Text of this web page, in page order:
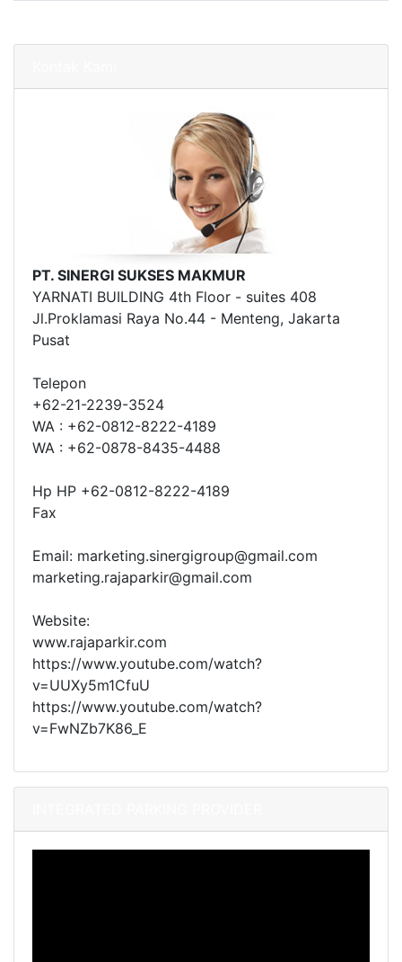
PT. SINERGI SUKSES MAKMUR
YARNATI BUILDING 4th Floor - suites 408
Jl.Proklamasi Raya No.44 - Menteng, Jakarta
Pusat
Telepon
+62-21-2239-3524
WA : +62-0812-8222-4189
WA : +62-0878-8435-4488
Hp HP +62-0812-8222-4189
Fax
Email: marketing.sinergigroup@gmail.com
marketing.rajaparkir@gmail.com
Website:
www.rajaparkir.com
https://www.youtube.com/watch?
v=UUXy5m1CfuU
https://www.youtube.com/watch?
v=FwNZb7K86_E